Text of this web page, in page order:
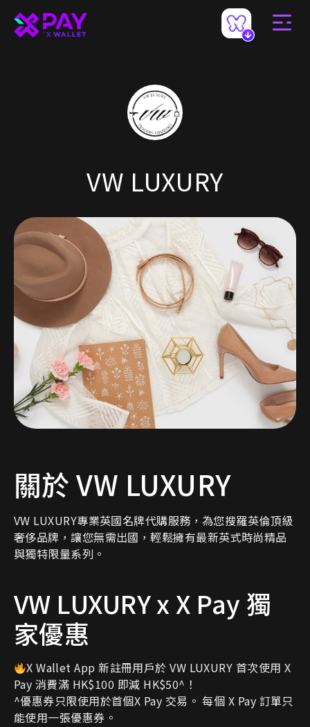
VW LUXURY
關於 VW LUXURY
VW LUXURY專業英國名牌代購服務，為您搜羅英倫頂級
奢侈品牌，讓您無需出國，輕鬆擁有最新英式時尚精品
與獨特限量系列。
VW LUXURY x X Pay 獨
家優惠
X Wallet App 新註冊用戶於 VW LUXURY 首次使用 X
Pay 消費滿 HK$100 即減 HK$50^！
^優惠券只限使用於首個X Pay 交易。 每個 X Pay 訂單只
能使用一張優惠券。